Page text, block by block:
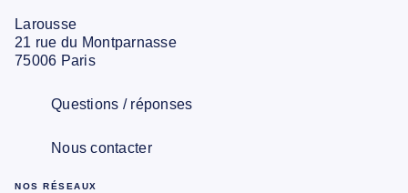
Larousse
21 rue du Montparnasse
75006 Paris
Questions / réponses
Nous contacter
NOS RÉSEAUX